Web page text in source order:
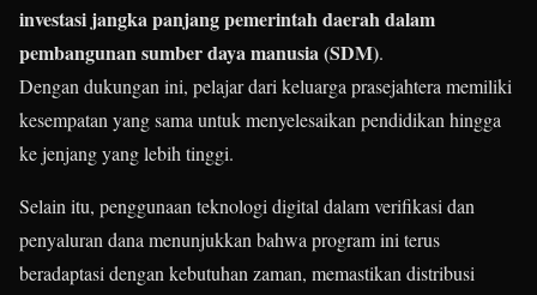
investasi jangka panjang pemerintah daerah dalam
pembangunan sumber daya manusia (SDM).
Dengan dukungan ini, pelajar dari keluarga prasejahtera memiliki
kesempatan yang sama untuk menyelesaikan pendidikan hingga
ke jenjang yang lebih tinggi.
Selain itu, penggunaan teknologi digital dalam verifikasi dan
penyaluran dana menunjukkan bahwa program ini terus
beradaptasi dengan kebutuhan zaman, memastikan distribusi